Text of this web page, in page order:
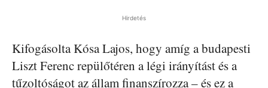
Hirdetés
Kifogásolta Kósa Lajos, hogy amíg a budapesti
Liszt Ferenc repülőtéren a légi irányítást és a
tűzoltóságot az állam finanszírozza – és ez a